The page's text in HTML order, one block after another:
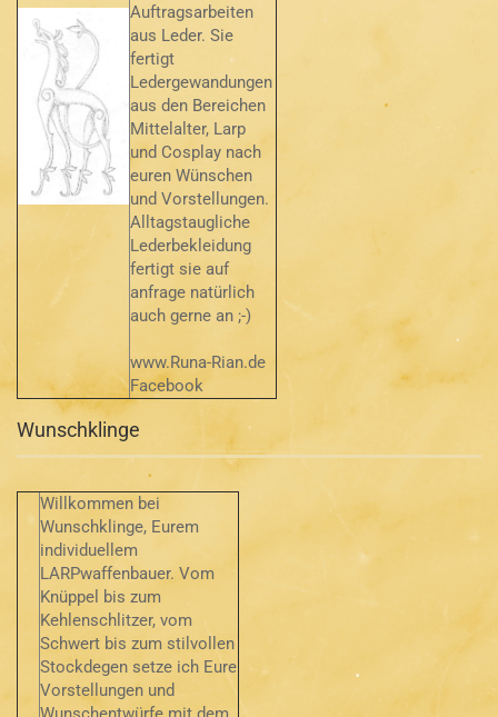
Auftragsarbeiten
aus Leder. Sie
fertigt
Ledergewandungen
aus den Bereichen
Mittelalter, Larp
und Cosplay nach
euren Wünschen
und Vorstellungen.
Alltagstaugliche
Lederbekleidung
fertigt sie auf
anfrage natürlich
auch gerne an ;-)
www.Runa-Rian.de
Facebook
Wunschklinge
Willkommen bei
Wunschklinge, Eurem
individuellem
LARPwaffenbauer. Vom
Knüppel bis zum
Kehlenschlitzer, vom
Schwert bis zum stilvollen
Stockdegen setze ich Eure
Vorstellungen und